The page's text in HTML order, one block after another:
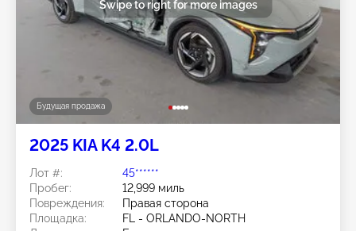
Будущая продажа
Swipe to right for more images
2025 KIA K4 2.0L
Лот #:
45******
Пробег:
12,999 миль
Повреждения:
Правая сторона
Площадка:
FL - ORLANDO-NORTH